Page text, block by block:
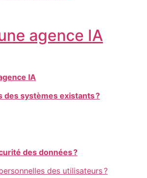
agence IA
IA
des systèmes existants ?
des données ?
des utilisateurs ?